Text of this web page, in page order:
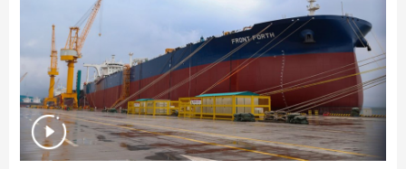
地方频道
北京 天津 河北 山西
辽宁 吉林 上海 江苏
浙江 安徽 福建 江西